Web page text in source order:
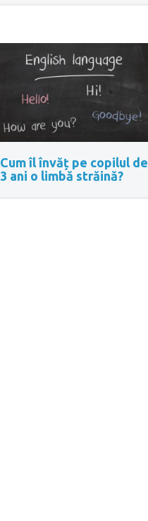
Cum îl învăț pe copilul de
3 ani o limbă străină?